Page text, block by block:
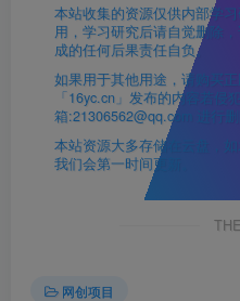
本站收集的资源仅供内部学
用，学习研究后请自觉删除
成的任何后果责任自负。
如果用于其他用途，请购买
「16yc.cn」发布的内容若
箱:21306562@qq.com 进行
本站资源大多存储在云盘，
我们会第一时间更新。
网创项目